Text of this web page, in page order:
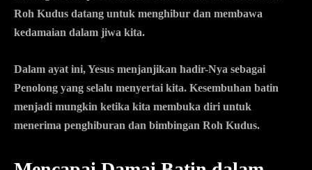
Roh Kudus datang untuk menghibur dan membawa
kedamaian dalam jiwa kita.
Dalam ayat ini, Yesus menjanjikan hadir-Nya sebagai
Penolong yang selalu menyertai kita. Kesembuhan batin
menjadi mungkin ketika kita membuka diri untuk
menerima penghiburan dan bimbingan Roh Kudus.